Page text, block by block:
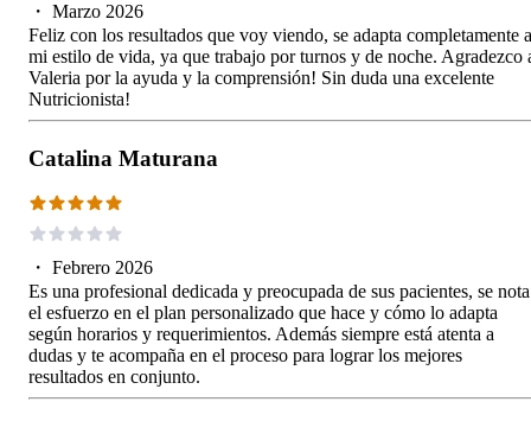
・ Marzo 2026
Feliz con los resultados que voy viendo, se adapta completamente a
mi estilo de vida, ya que trabajo por turnos y de noche. Agradezco
Valeria por la ayuda y la comprensión! Sin duda una excelente
Nutricionista!
Catalina Maturana
・ Febrero 2026
Es una profesional dedicada y preocupada de sus pacientes, se nota
el esfuerzo en el plan personalizado que hace y cómo lo adapta
según horarios y requerimientos. Además siempre está atenta a
dudas y te acompaña en el proceso para lograr los mejores
resultados en conjunto.